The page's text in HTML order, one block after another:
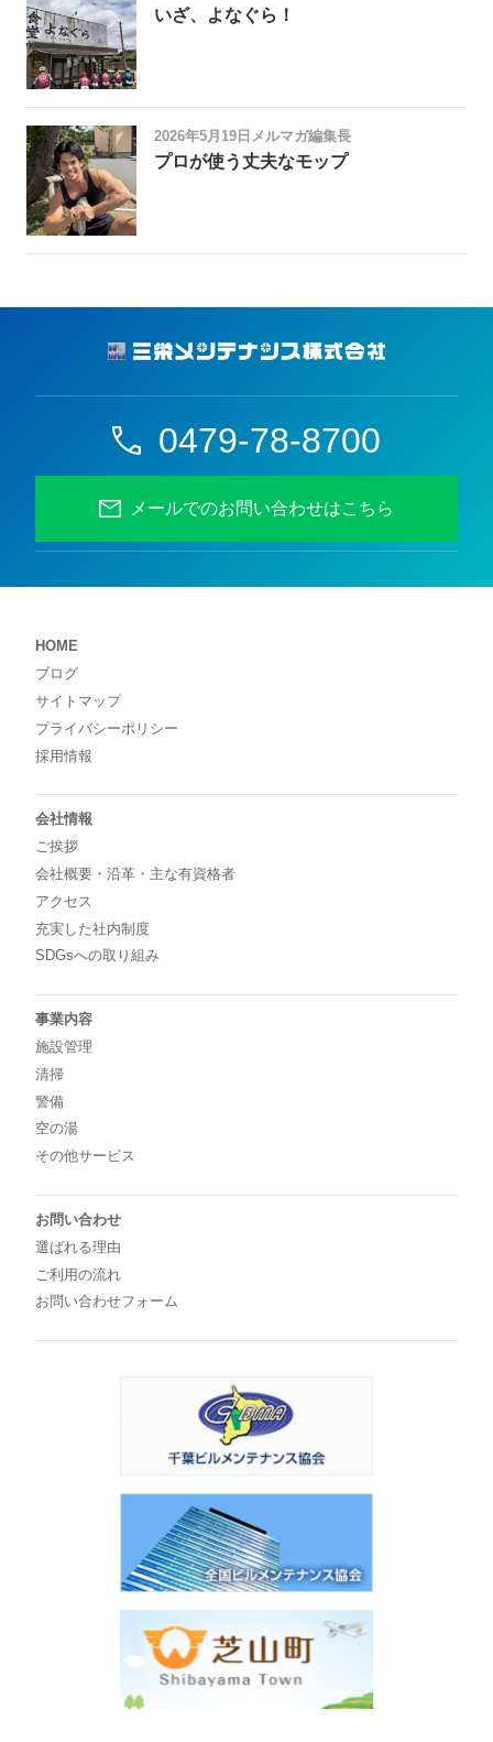
いざ、よなぐら！
2026年5月19日 メルマガ編集長
プロが使う丈夫なモップ
0479-78-8700
メールでのお問い合わせはこちら
HOME
ブログ
サイトマップ
プライバシーポリシー
採用情報
会社情報
ご挨拶
会社概要・沿革・主な有資格者
アクセス
充実した社内制度
SDGsへの取り組み
事業内容
施設管理
清掃
警備
空の湯
その他サービス
お問い合わせ
選ばれる理由
ご利用の流れ
お問い合わせフォーム